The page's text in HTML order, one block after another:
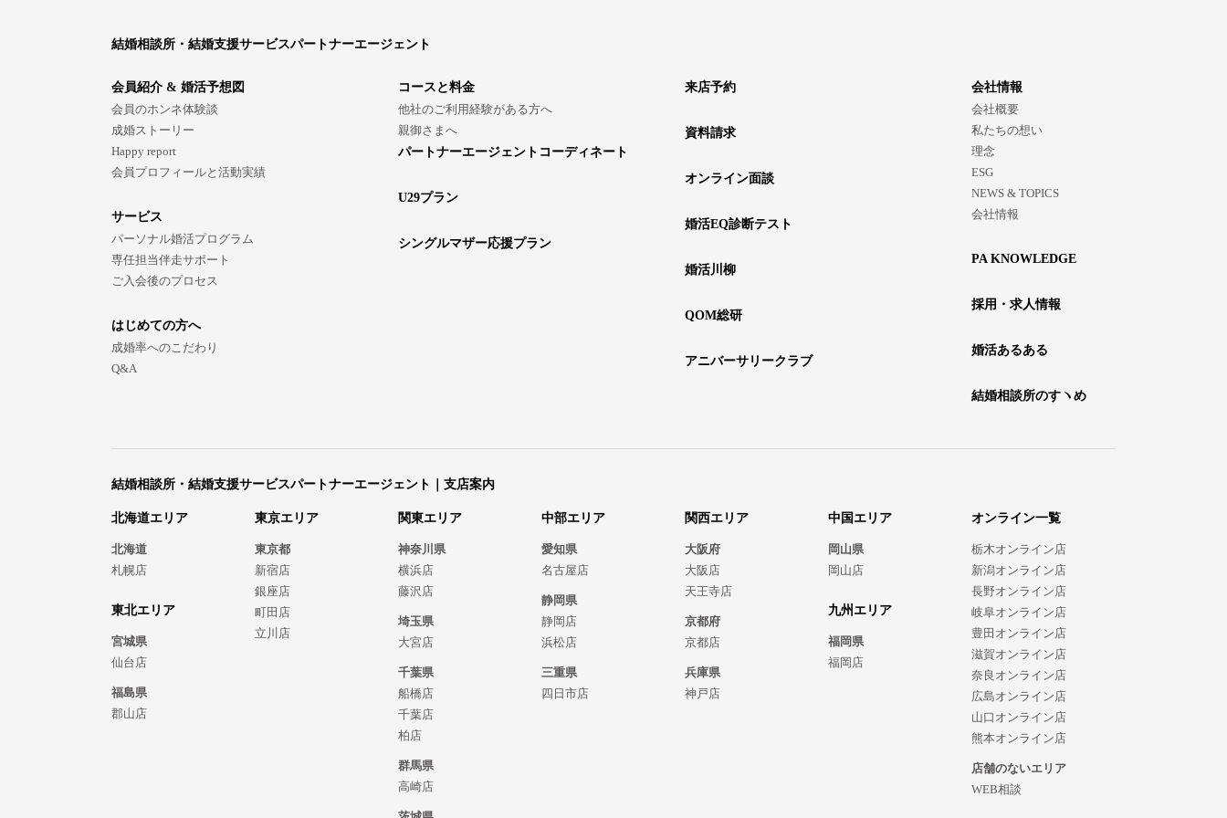
結婚相談所・結婚支援サービスパートナーエージェント
会員紹介 & 婚活予想図
会員のホンネ体験談
成婚ストーリー
Happy report
会員プロフィールと活動実績
サービス
パーソナル婚活プログラム
専任担当伴走サポート
ご入会後のプロセス
はじめての方へ
成婚率へのこだわり
Q&A
コースと料金
他社のご利用経験がある方へ
親御さまへ
パートナーエージェントコーディネート
U29プラン
シングルマザー応援プラン
来店予約
資料請求
オンライン面談
婚活EQ診断テスト
婚活川柳
QOM総研
アニバーサリークラブ
会社情報
会社概要
私たちの想い
理念
ESG
NEWS & TOPICS
会社情報
PA KNOWLEDGE
採用・求人情報
婚活あるある
結婚相談所のすヽめ
結婚相談所・結婚支援サービスパートナーエージェント｜支店案内
北海道エリア
北海道
札幌店
東北エリア
宮城県
仙台店
福島県
郡山店
東京エリア
東京都
新宿店
銀座店
町田店
立川店
関東エリア
神奈川県
横浜店
藤沢店
埼玉県
大宮店
千葉県
船橋店
千葉店
柏店
群馬県
高崎店
中部エリア
愛知県
名古屋店
静岡県
静岡店
浜松店
三重県
四日市店
関西エリア
大阪府
大阪店
天王寺店
京都府
京都店
兵庫県
神戸店
中国エリア
岡山県
岡山店
九州エリア
福岡県
福岡店
オンライン一覧
栃木オンライン店
新潟オンライン店
長野オンライン店
岐阜オンライン店
豊田オンライン店
滋賀オンライン店
奈良オンライン店
広島オンライン店
山口オンライン店
熊本オンライン店
店舗のないエリア
WEB相談